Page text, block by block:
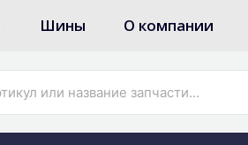
Шины О компании